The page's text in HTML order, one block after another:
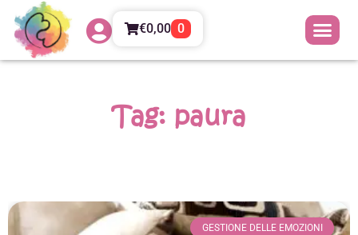
€0,00 0
Tag: paura
GESTIONE DELLE EMOZIONI